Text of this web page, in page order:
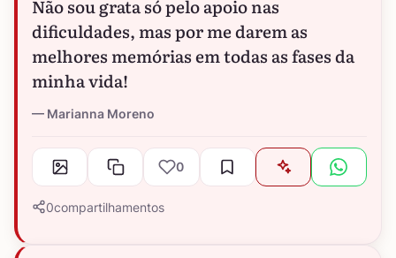
Não sou grata só pelo apoio nas
dificuldades, mas por me darem as
melhores memórias em todas as fases da
minha vida!
Marianna Moreno
0
0compartilhamentos